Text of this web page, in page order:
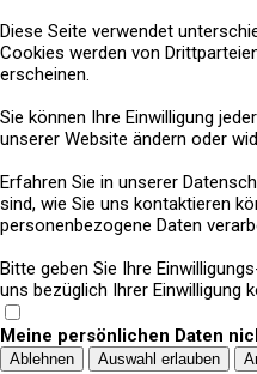
Diese Seite verwendet
Cookies werden von
erscheinen.
Sie können Ihre Einwilligung
unserer Website ändern oder
Erfahren Sie in unserer
sind, wie Sie uns kontaktieren
personenbezogene Daten
Bitte geben Sie Ihre
uns bezüglich Ihrer Einwilligung
Meine persönlichen Daten
Ablehnen Auswahl erlauben